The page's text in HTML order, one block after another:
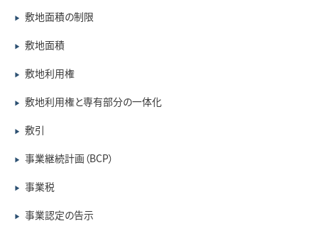
▶ 敷地面積の制限
▶ 敷地面積
▶ 敷地利用権
▶ 敷地利用権と専有部分の一体化
▶ 敷引
▶ 事業継続計画（BCP）
▶ 事業税
▶ 事業認定の告示